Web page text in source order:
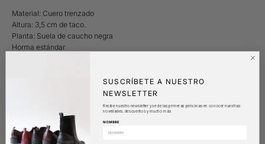
Material: Cuero trenzado
Altura: 3,5 cm de taco.
Planta: Suela de caucho negra
Horma estándar
POLÍTICA DE CAMBIO
SUSCRÍBETE A NUESTRO
NEWSLETTER
Recibe nuestro newsletter y sé de las primeras personas en conocer nuestras
novedades, descuentos y mucho más
NOMBRE